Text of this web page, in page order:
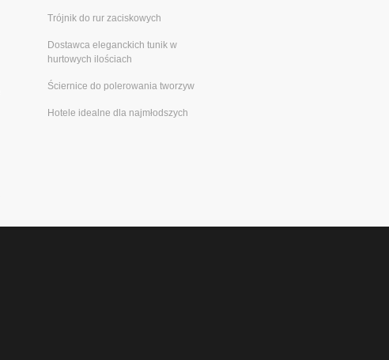
Trójnik do rur zaciskowych
Dostawca eleganckich tunik w
hurtowych ilościach
Ściernice do polerowania tworzyw
Hotele idealne dla najmłodszych